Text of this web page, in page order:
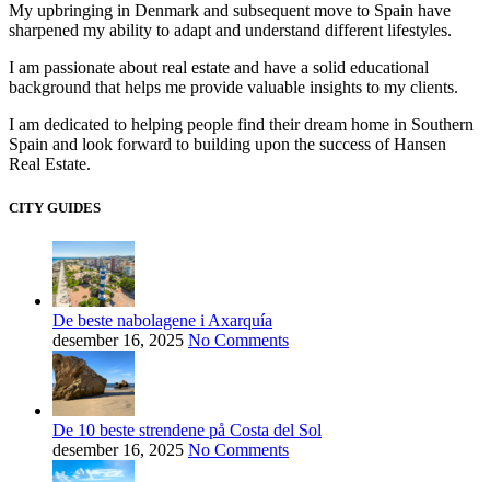
My upbringing in Denmark and subsequent move to Spain have
sharpened my ability to adapt and understand different lifestyles.
I am passionate about real estate and have a solid educational
background that helps me provide valuable insights to my clients.
I am dedicated to helping people find their dream home in Southern
Spain and look forward to building upon the success of Hansen
Real Estate.
CITY GUIDES
De beste nabolagene i Axarquía
desember 16, 2025 No Comments
De 10 beste strendene på Costa del Sol
desember 16, 2025 No Comments